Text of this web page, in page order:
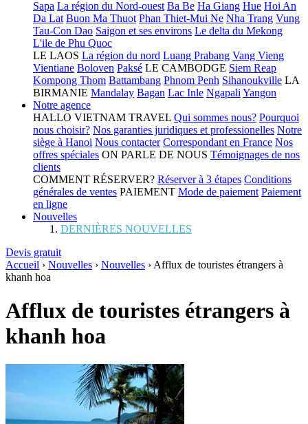
Sapa La région du Nord-ouest Ba Be Ha Giang Hue Hoi An
Da Lat Buon Ma Thuot Phan Thiet-Mui Ne Nha Trang Vung
Tau-Con Dao Saigon et ses environs Le delta du Mekong
L'ile de Phu Quoc
LE LAOS La région du nord Luang Prabang Vang Vieng
Vientiane Boloven Paksé LE CAMBODGE Siem Reap
Kompong Thom Battambang Phnom Penh Sihanoukville LA
BIRMANIE Mandalay Bagan Lac Inle Ngapali Yangon
Notre agence
HALLO VIETNAM TRAVEL Qui sommes nous? Pourquoi
nous choisir? Nos garanties juridiques et professionelles Notre
siège à Hanoi Nous contacter Correspondant en France Nos
offres spéciales ON PARLE DE NOUS Témoignages de nos
clients
COMMENT RÉSERVER? Réserver à 3 étapes Conditions
générales de ventes PAIEMENT Mode de paiement Paiement
en ligne
Nouvelles
DERNIÈRES NOUVELLES
Devis gratuit
Accueil › Nouvelles › Nouvelles › Afflux de touristes étrangers à
khanh hoa
Afflux de touristes étrangers à
khanh hoa